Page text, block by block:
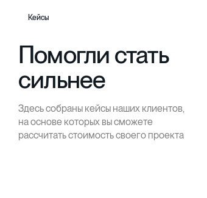
Кейсы
Помогли стать
сильнее
Здесь собраны кейсы наших клиентов,
на основе которых вы сможете
рассчитать стоимость своего проекта